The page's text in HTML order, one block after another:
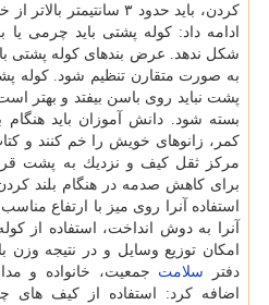
كردن، باید حدود ۳
ادامه داد: كوله پشتی باید چرمی یا
به صورت متقارن تنظیم شود. كوله
پشت نباید روی باسن بیفتد و بهتر
بسته شود. دانش آموزان باید
كمر، زانوهای خویش را خم كنند و
مركز ثقل كیف و نزدیك به پشت
برای كاهش صدمه در هنگام بلند
استفاده آنرا روی میز با ارتفاع
آنرا به دوش انداخت، استفاده از
امكان توزیع وسایل و در نتیجه وزن
دفتر سلامت جمعیت، خانواده و
اضافه كرد: استفاده از كیف های